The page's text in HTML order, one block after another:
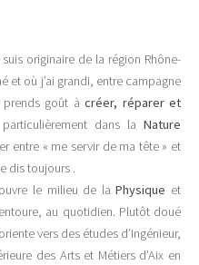
originaire de la région Rhône-
et où j’ai grandi, entre campagne
prends goût àcréer, réparer et
dans la Nature
entre « me servir de ma tête » et
dis toujours .
le milieu de laPhysique et
au quotidien. Plutôt doué
vers des études d’Ingénieur,
des Arts et Métiers d’Aix en